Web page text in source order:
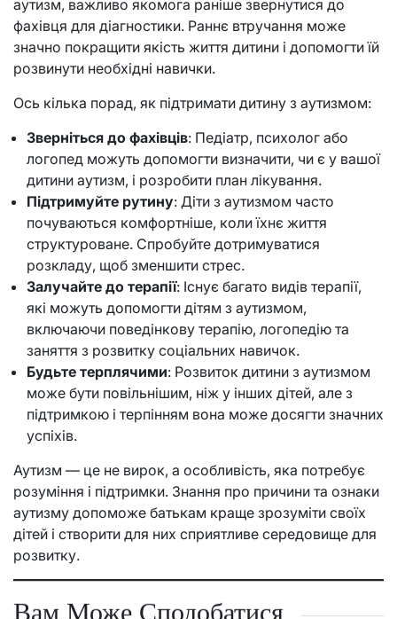
аутизм, важливо якомога раніше звернутися до
фахівця для діагностики. Раннє втручання може
значно покращити якість життя дитини і допомогти їй
розвинути необхідні навички.
Ось кілька порад, як підтримати дитину з аутизмом:
Зверніться до фахівців: Педіатр, психолог або
логопед можуть допомогти визначити, чи є у вашої
дитини аутизм, і розробити план лікування.
Підтримуйте рутину: Діти з аутизмом часто
почуваються комфортніше, коли їхнє життя
структуроване. Спробуйте дотримуватися
розкладу, щоб зменшити стрес.
Залучайте до терапії: Існує багато видів терапії,
які можуть допомогти дітям з аутизмом,
включаючи поведінкову терапію, логопедію та
заняття з розвитку соціальних навичок.
Будьте терплячими: Розвиток дитини з аутизмом
може бути повільнішим, ніж у інших дітей, але з
підтримкою і терпінням вона може досягти значних
успіхів.
Аутизм — це не вирок, а особливість, яка потребує
розуміння і підтримки. Знання про причини та ознаки
аутизму допоможе батькам краще зрозуміти своїх
дітей і створити для них сприятливе середовище для
розвитку.
Вам Може Сподобатися